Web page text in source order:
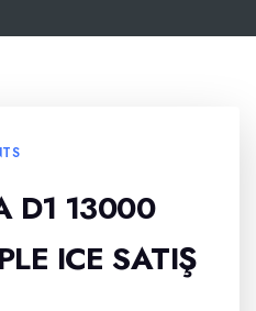
D1 13000
ICE SATIŞ